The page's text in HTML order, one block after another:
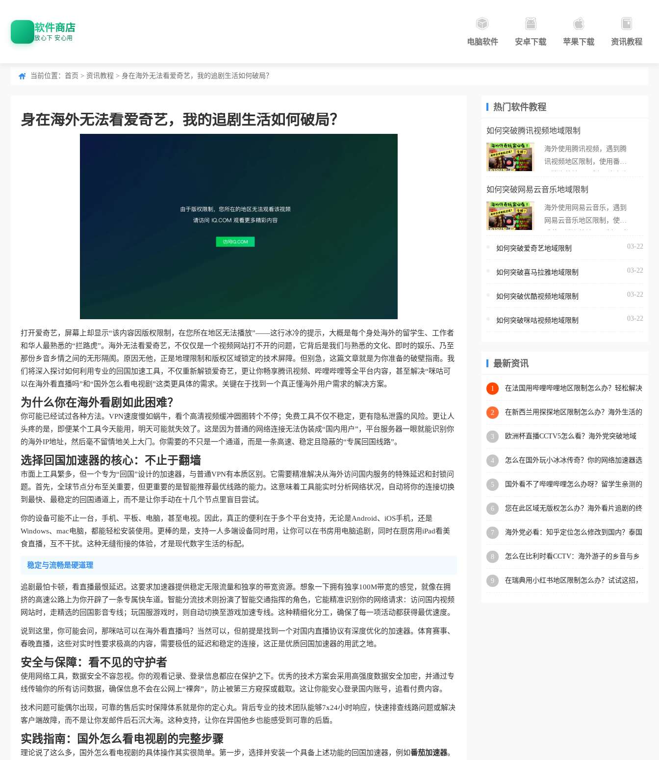
软件商店
放心下 安心用 电脑软件 安卓下载 苹果下载 资讯教程
当前位置： 首页 > 资讯教程 > 身在海外无法看爱奇艺，我的追剧生活如何破局？
身在海外无法看爱奇艺，我的追剧生活如何破局？
打开爱奇艺，屏幕上却显示“该内容因版权限制，在您所在地区无法播放”——这行冰冷的提示，大概是每个身处海外的留学生、工作者
和华人最熟悉的“拦路虎”。海外无法看爱奇艺，不仅仅是一个视频网站打不开的问题，它背后是我们与熟悉的文化、即时的娱乐、乃至
那份乡音乡情之间的无形隔阂。原因无他，正是地理限制和版权区域锁定的技术屏障。但别急，这篇文章就是为你准备的破壁指南。我
们将深入探讨如何利用专业的回国加速工具，不仅重新解锁爱奇艺，更让你畅享腾讯视频、哔哩哔哩等全平台内容，甚至解决“咪咕可
以在海外看直播吗”和“国外怎么看电视剧”这类更具体的需求。关键在于找到一个真正懂海外用户需求的解决方案。
为什么你在海外看剧如此困难？
你可能已经试过各种方法。VPN速度慢如蜗牛，看个高清视频缓冲圆圈转个不停；免费工具不仅不稳定，更有隐私泄露的风险。更让人
头疼的是，即便某个工具今天能用，明天可能就失效了。这是因为普通的网络连接无法伪装成“国内用户”，平台服务器一眼就能识别你
的海外IP地址，然后毫不留情地关上大门。你需要的不只是一个通道，而是一条高速、稳定且隐蔽的“专属回国线路”。
选择回国加速器的核心：不止于翻墙
市面上工具繁多，但一个专为“回国”设计的加速器，与普通VPN有本质区别。它需要精准解决从海外访问国内服务的特殊延迟和封锁问
题。首先，全球节点分布至关重要，但更重要的是智能推荐最优线路的能力。这意味着工具能实时分析网络状况，自动将你的连接切换
到最快、最稳定的回国通道上，而不是让你手动在十几个节点里盲目尝试。
你的设备可能不止一台，手机、平板、电脑，甚至电视。因此，真正的便利在于多个平台支持，无论是Android、iOS手机，还是
Windows、mac电脑，都能轻松安装使用。更棒的是，支持一人多端设备同时用，让你可以在书房用电脑追剧，同时在厨房用iPad看美
食直播，互不干扰。这种无缝衔接的体验，才是现代数字生活的标配。
稳定与流畅是硬道理
追剧最怕卡顿，看直播最恨延迟。这要求加速器提供稳定无限流量和独享的带宽资源。想象一下拥有独享100M带宽的感觉，就像在拥
挤的高速公路上为你开辟了一条专属快车道。智能分流技术则扮演了智能交通指挥的角色，它能精准识别你的网络请求：访问国内视频
网站时，走精选的回国影音专线；玩国服游戏时，则自动切换至游戏加速专线。这种精细化分工，确保了每一项活动都获得最优速度。
说到这里，你可能会问，那咪咕可以在海外看直播吗？当然可以，但前提是找到一个对国内直播协议有深度优化的加速器。体育赛事、
春晚直播，这些对实时性要求极高的内容，需要极低的延迟和稳定的连接，这正是优质回国加速器的用武之地。
安全与保障：看不见的守护者
使用网络工具，数据安全不容忽视。你的观看记录、登录信息都应在保护之下。优秀的技术方案会采用高强度数据安全加密，并通过专
线传输你的所有访问数据，确保信息不会在公网上“裸奔”，防止被第三方窥探或截取。这让你能安心登录国内账号，追看付费内容。
技术问题可能偶尔出现，可靠的售后实时保障体系就是你的定心丸。背后专业的技术团队能够7x24小时响应，快速排查线路问题或解决
客户端故障，而不是让你发邮件后石沉大海。这种支持，让你在异国他乡也能感受到可靠的后盾。
实践指南：国外怎么看电视剧的完整步骤
理论说了这么多，国外怎么看电视剧的具体操作其实很简单。第一步，选择并安装一个具备上述功能的回国加速器，例如番茄加速器。
热门软件教程
如何突破腾讯视频地域限制
海外使用腾讯视频，遇到腾
讯视频地区限制，使用番茄
外打开腾讯视频，却突然弹
地区无法播放”的提示语。
海外用户如香港、澳门、台
亚、欧洲等国家和地区时，
台一样，出现地区及版权限
地区播放。 遇到这个问题的
区工作、留学、定居等，都
权限制所困扰。
如何突破网易云音乐地域限制
海外使用网易云音乐，遇到
网易云音乐地区限制，使用
在海外打开网易云音乐，却
所在的地区无法播放”的提示
门、台湾、美国、加拿大、
区时，网易云音乐也会像其
回国加速器，即可解决「海
版权限制」的问题，无论人
国、加拿大、澳大利亚、欧
学、定居等，都可以使用，
扰。
如何突破爱奇艺地域限制 03-22
如何突破喜马拉雅地域限制 03-22
如何突破优酷视频地域限制 03-22
如何突破咪咕视频地域限制 03-22
最新资讯
1
在法国用哔哩哔哩地区限制怎么办？轻松解决
2
在新西兰用探探地区限制怎么办？海外生活的
3
欧洲杯直播CCTV5怎么看？海外党突破地域
4
怎么在国外玩小冰冰传奇？你的网络加速器选
5
国外看不了哔哩哔哩怎么办呀？留学生亲测的
6
您在此区域无版权怎么办？海外看片追剧的终
7
海外党必看：知乎定位怎么修改到国内？泰国
8
怎么在比利时看CCTV：海外游子的乡音与乡
9
在瑞典用小红书地区限制怎么办？试试这招，